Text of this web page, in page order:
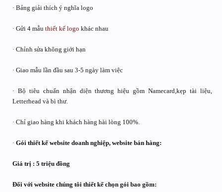
· Bảng giải thích ý nghĩa logo
· Gửi 4 mẫu thiết kế logo khác nhau
· Chỉnh sửa không giới hạn
· Giao mẫu lần đầu sau 3-5 ngày làm việc
· Bộ tiêu chuẩn nhận diện thương hiệu gồm Namecard,kẹp tài liệu,
Letterhead và bì thư.
· Chỉ giao hàng khi khách hàng hài lòng 100%.
· Gói thiết kế website doanh nghiệp, website bán hàng:
Giá trị : 5 triệu đồng
Đối với website chúng tôi thiết kế chọn gói bao gồm: